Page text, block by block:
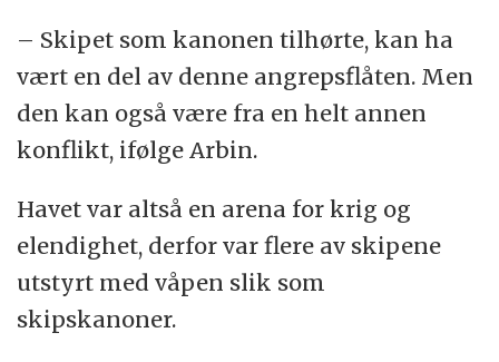
– Skipet som kanonen tilhørte, kan ha
vært en del av denne angrepsflåten. Men
den kan også være fra en helt annen
konflikt, ifølge Arbin.
Havet var altså en arena for krig og
elendighet, derfor var flere av skipene
utstyrt med våpen slik som
skipskanoner.